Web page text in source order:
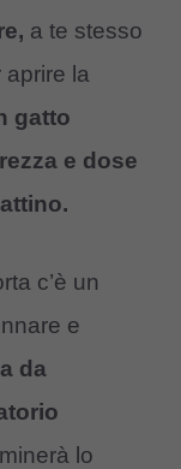
a te stesso
aprire la
gatto
e dose
c’è un
e
da
lo